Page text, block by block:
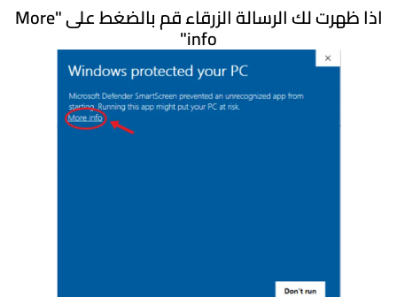
اذا ظهرت لك الرسالة الزرقاء قم بالضغط على "More
info"